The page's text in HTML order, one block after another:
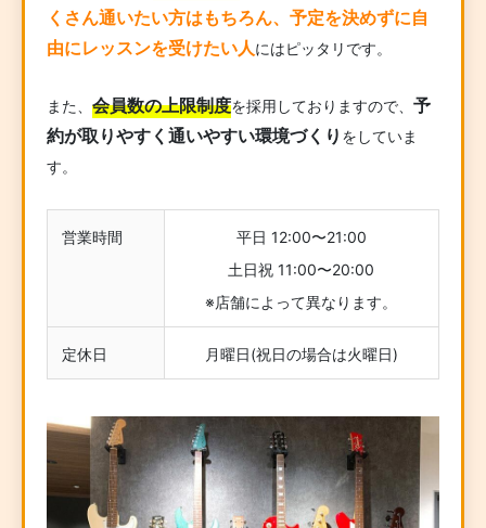
くさん通いたい方はもちろん、予定を決めずに自
由にレッスンを受けたい人にはピッタリです。
また、 会員数の上限制度を採用しておりますので、 予
約が取りやすく通いやすい環境づくり をしていま
す。
営業時間
平日 12:00〜21:00
土日祝 11:00〜20:00
※店舗によって異なります。
定休日 月曜日(祝日の場合は火曜日)